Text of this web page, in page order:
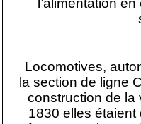
l’alimentation
Locomotives,
la section de ligne
construction de la
1830 elles étaient